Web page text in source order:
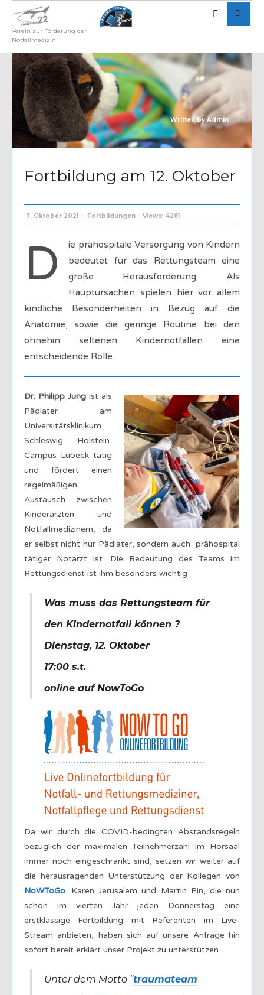
Verein zur Förderung der
Notfallmedizin
Written byAdmin
Fortbildung am 12. Oktober
7. Oktober 2021 | Fortbildungen | Views: 4281
D
ie prähospitale Versorgung von Kindern
bedeutet für das Rettungsteam eine
große Herausforderung. Als
Hauptursachen spielen hier vor allem
kindliche Besonderheiten in Bezug auf die
Anatomie, sowie die geringe Routine bei den
ohnehin seltenen Kindernotfällen eine
entscheidende Rolle.
Dr. Philipp Jung ist als
Pädiater am
Universitätsklinikum
Schleswig Holstein,
Campus Lübeck tätig
und fördert einen
regelmäßigen
Austausch zwischen
Kinderärzten und
Notfallmedizinern, da
er selbst nicht nur Pädiater, sondern auch prähospital
tätiger Notarzt ist. Die Bedeutung des Teams im
Rettungsdienst ist ihm besonders wichtig
Was muss das Rettungsteam für
den Kindernotfall können ?
Dienstag, 12. Oktober
17:00 s.t.
online auf NowToGo
Da wir durch die COVID-bedingten Abstandsregeln
bezüglich der maximalen Teilnehmerzahl im Hörsaal
immer noch eingeschränkt sind, setzen wir weiter auf
die herausragenden Unterstützung der Kollegen von
NoWToGo. Karen Jerusalem und Martin Pin, die nun
schon im vierten Jahr jeden Donnerstag eine
erstklassige Fortbildung mit Referenten im Live-
Stream anbieten, haben sich auf unsere Anfrage hin
sofort bereit erklärt unser Projekt zu unterstützen.
Unter dem Motto “traumateam